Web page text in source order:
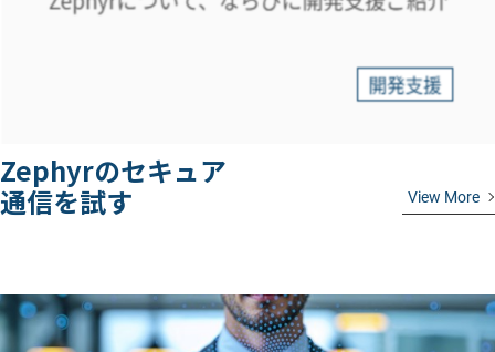
Zephyrのセキュア
通信を試す
View More